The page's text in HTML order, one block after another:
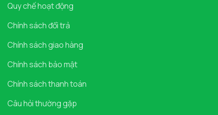
Quy chế hoạt động
Chính sách đổi trả
Chính sách giao hàng
Chính sách bảo mật
Chính sách thanh toán
Câu hỏi thường gặp